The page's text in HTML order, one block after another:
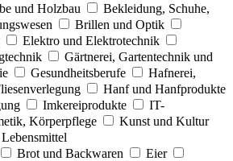
und Holzbau
Bekleidung, Schuhe,
Brillen und Optik
Elektro und Elektrotechnik
Gärtnerei, Gartentechnik und
Gesundheitsberufe
Hafnerei,
Hanf und Hanfprodukte
Imkereiprodukte
IT-
Körperpflege
Kunst und Kultur
Lebensmittel
Brot und Backwaren
Eier